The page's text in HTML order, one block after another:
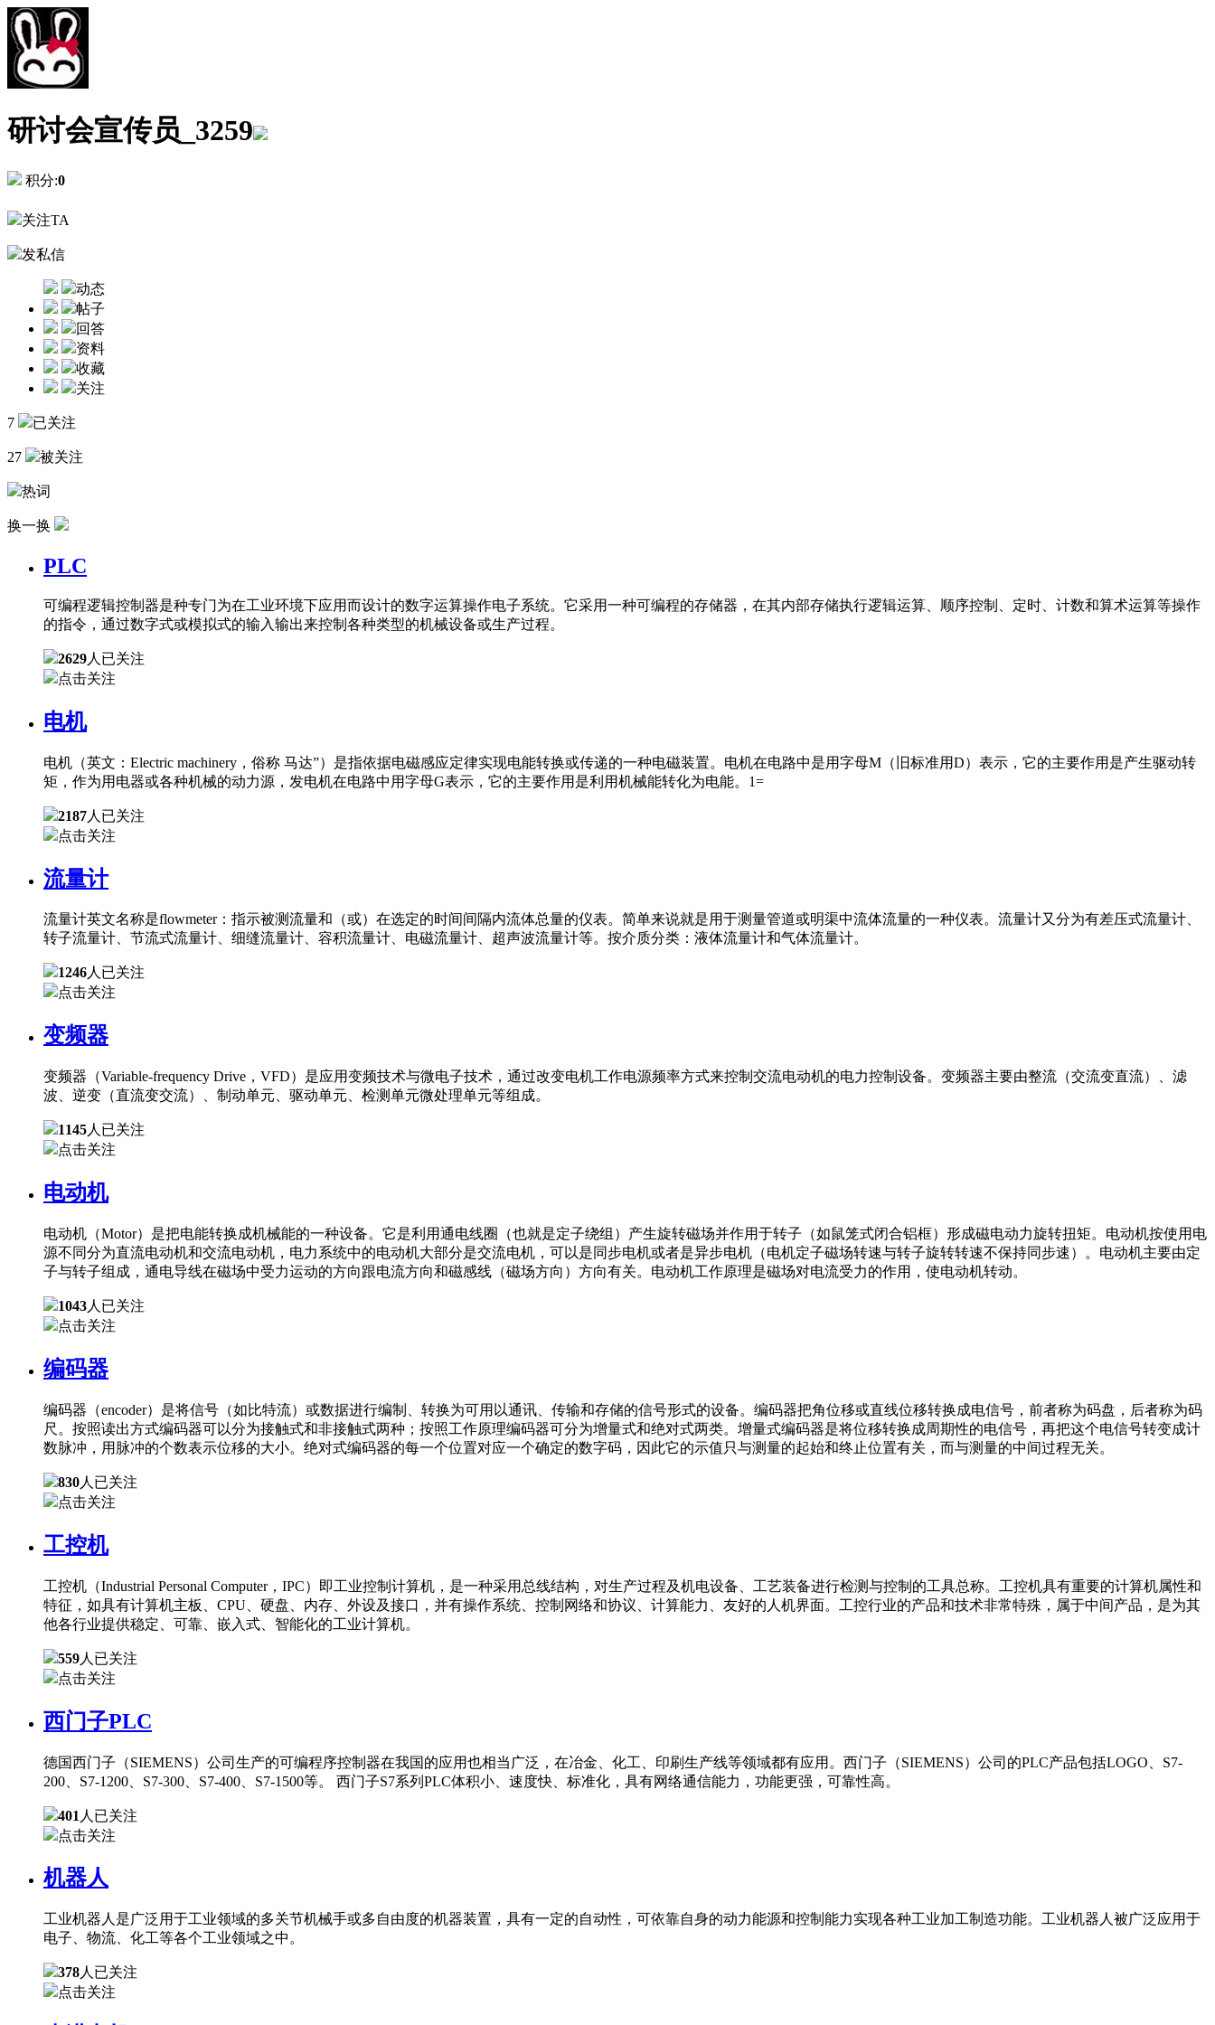
研讨会宣传员_3259
积分:0
关注TA
发私信
动态
帖子
回答
资料
收藏
关注
7 已关注
27 被关注
热词
换一换
PLC
可编程逻辑控制器是种专门为在工业环境下应用而设计的数字运算操作电子系统。它采用一种可编程的存储器，在其内部存储执行逻辑运算、顺序控制、定时、计数和算术运算等操作
的指令，通过数字式或模拟式的输入输出来控制各种类型的机械设备或生产过程。
2629人已关注
点击关注
电机
电机（英文：Electric machinery，俗称 马达”）是指依据电磁感应定律实现电能转换或传递的一种电磁装置。电机在电路中是用字母M（旧标准用D）表示，它的主要作用是产生驱动转
矩，作为用电器或各种机械的动力源，发电机在电路中用字母G表示，它的主要作用是利用机械能转化为电能。1=
2187人已关注
点击关注
流量计
流量计英文名称是flowmeter：指示被测流量和（或）在选定的时间间隔内流体总量的仪表。简单来说就是用于测量管道或明渠中流体流量的一种仪表。流量计又分为有差压式流量计、
转子流量计、节流式流量计、细缝流量计、容积流量计、电磁流量计、超声波流量计等。按介质分类：液体流量计和气体流量计。
1246人已关注
点击关注
变频器
变频器（Variable-frequency Drive，VFD）是应用变频技术与微电子技术，通过改变电机工作电源频率方式来控制交流电动机的电力控制设备。变频器主要由整流（交流变直流）、滤
波、逆变（直流变交流）、制动单元、驱动单元、检测单元微处理单元等组成。
1145人已关注
点击关注
电动机
电动机（Motor）是把电能转换成机械能的一种设备。它是利用通电线圈（也就是定子绕组）产生旋转磁场并作用于转子（如鼠笼式闭合铝框）形成磁电动力旋转扭矩。电动机按使用电
源不同分为直流电动机和交流电动机，电力系统中的电动机大部分是交流电机，可以是同步电机或者是异步电机（电机定子磁场转速与转子旋转转速不保持同步速）。电动机主要由定
子与转子组成，通电导线在磁场中受力运动的方向跟电流方向和磁感线（磁场方向）方向有关。电动机工作原理是磁场对电流受力的作用，使电动机转动。
1043人已关注
点击关注
编码器
编码器（encoder）是将信号（如比特流）或数据进行编制、转换为可用以通讯、传输和存储的信号形式的设备。编码器把角位移或直线位移转换成电信号，前者称为码盘，后者称为码
尺。按照读出方式编码器可以分为接触式和非接触式两种；按照工作原理编码器可分为增量式和绝对式两类。增量式编码器是将位移转换成周期性的电信号，再把这个电信号转变成计
数脉冲，用脉冲的个数表示位移的大小。绝对式编码器的每一个位置对应一个确定的数字码，因此它的示值只与测量的起始和终止位置有关，而与测量的中间过程无关。
830人已关注
点击关注
工控机
工控机（Industrial Personal Computer，IPC）即工业控制计算机，是一种采用总线结构，对生产过程及机电设备、工艺装备进行检测与控制的工具总称。工控机具有重要的计算机属性和
特征，如具有计算机主板、CPU、硬盘、内存、外设及接口，并有操作系统、控制网络和协议、计算能力、友好的人机界面。工控行业的产品和技术非常特殊，属于中间产品，是为其
他各行业提供稳定、可靠、嵌入式、智能化的工业计算机。
559人已关注
点击关注
西门子PLC
德国西门子（SIEMENS）公司生产的可编程序控制器在我国的应用也相当广泛，在冶金、化工、印刷生产线等领域都有应用。西门子（SIEMENS）公司的PLC产品包括LOGO、S7-
200、S7-1200、S7-300、S7-400、S7-1500等。 西门子S7系列PLC体积小、速度快、标准化，具有网络通信能力，功能更强，可靠性高。
401 人已关注
点击关注
机器人
工业机器人是广泛用于工业领域的多关节机械手或多自由度的机器装置，具有一定的自动性，可依靠自身的动力能源和控制能力实现各种工业加工制造功能。工业机器人被广泛应用于
电子、物流、化工等各个工业领域之中。
378人已关注
点击关注